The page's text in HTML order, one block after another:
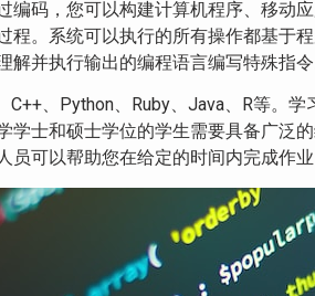
编码，您可以构建计算机程序、移动
程。系统可以执行的所有操作都基于
并执行输出的编程语言编写特殊指令
、Python、Ruby、Java、R等。
学士和硕士学位的学生需要具备广泛
可以帮助您在给定的时间内完成作业